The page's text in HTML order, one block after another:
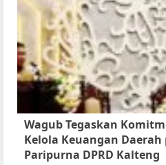
Wagub Tegaskan
Kelola Keuangan Daerah
Paripurna DPRD Kalteng